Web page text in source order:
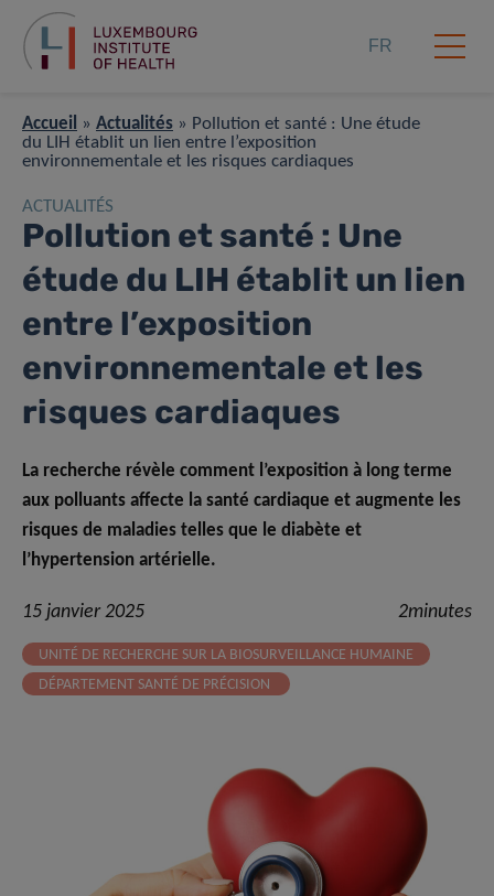
FR
Accueil » Actualités » Pollution et santé : Une étude
du LIH établit un lien entre l’exposition
environnementale et les risques cardiaques
ACTUALITÉS
Pollution et santé : Une
étude du LIH établit un lien
entre l’exposition
environnementale et les
risques cardiaques
La recherche révèle comment l’exposition à long terme
aux polluants affecte la santé cardiaque et augmente les
risques de maladies telles que le diabète et
l’hypertension artérielle.
15 janvier 2025 2minutes
UNITÉ DE RECHERCHE SUR LA BIOSURVEILLANCE HUMAINE
DÉPARTEMENT SANTÉ DE PRÉCISION